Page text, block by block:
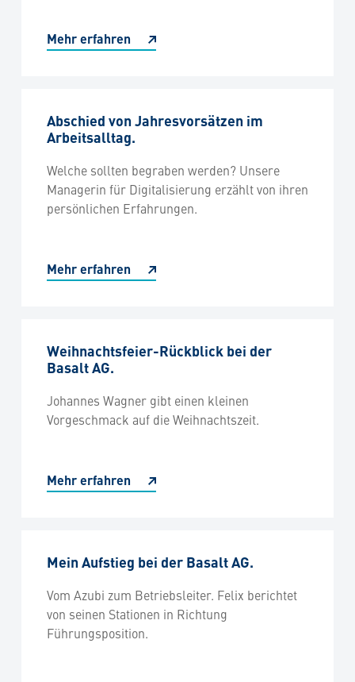
Mehr erfahren
Abschied von Jahresvorsätzen im
Arbeitsalltag.
Welche sollten begraben werden? Unsere
Managerin für Digitalisierung erzählt von ihren
persönlichen Erfahrungen.
Mehr erfahren
Weihnachtsfeier-Rückblick bei der
Basalt AG.
Johannes Wagner gibt einen kleinen
Vorgeschmack auf die Weihnachtszeit.
Mehr erfahren
Mein Aufstieg bei der Basalt AG.
Vom Azubi zum Betriebsleiter. Felix berichtet
von seinen Stationen in Richtung
Führungsposition.